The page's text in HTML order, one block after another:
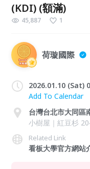
(KDI) (額滿)
45,887 1
荷璇國際
2026.01.10 (Sat)
Add To Calendar
台灣台北市大同區
小樹屋｜紅豆杉
Related Link
看板大學官方網站